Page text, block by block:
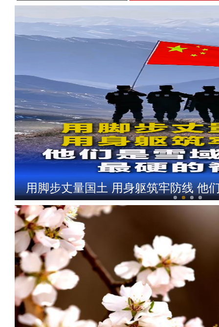
用脚步丈量国土 用身躯筑牢防线 他